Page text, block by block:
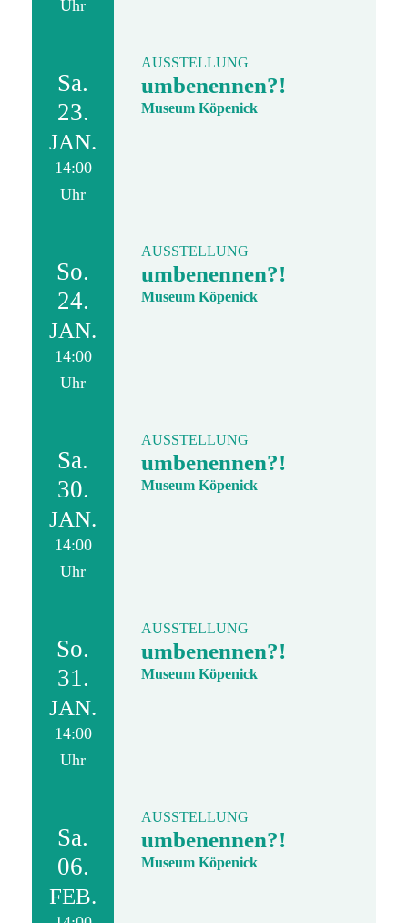
Uhr
Sa.
23.
JAN.
14:00
Uhr
AUSSTELLUNG
umbenennen?!
Museum Köpenick
So.
24.
JAN.
14:00
Uhr
AUSSTELLUNG
umbenennen?!
Museum Köpenick
Sa.
30.
JAN.
14:00
Uhr
AUSSTELLUNG
umbenennen?!
Museum Köpenick
So.
31.
JAN.
14:00
Uhr
AUSSTELLUNG
umbenennen?!
Museum Köpenick
Sa.
06.
FEB.
AUSSTELLUNG
umbenennen?!
Museum Köpenick